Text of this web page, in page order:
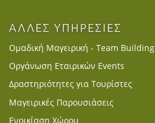
ΑΛΛΕΣ ΥΠΗΡΕΣΙΕΣ
Ομαδική Μαγειρική - Team Building
Οργάνωση Εταιρικών Events
Δραστηριότητες για Τουρίστες
Μαγειρικές Παρουσιάσεις
Ενοικίαση Χώρου